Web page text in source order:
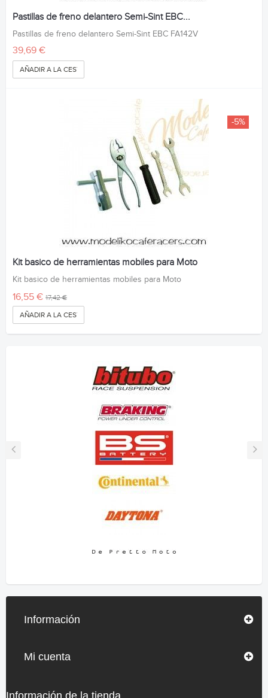
Pastillas de freno delantero Semi-Sint EBC...
Pastillas de freno delantero Semi-Sint EBC FA142V
39,69 €
AÑADIR A LA CESTA
-5%
Kit basico de herramientas mobiles para Moto
Kit basico de herramientas mobiles para Moto
16,55 € 17,42 €
AÑADIR A LA CESTA
Información
Mi cuenta
Información de la tienda